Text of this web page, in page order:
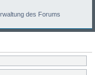
des Forums